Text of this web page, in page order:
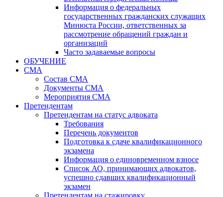
Информация о федеральных
государственных гражданских служащих
Минюста России, ответственных за
рассмотрение обращений граждан и
организаций
Часто задаваемые вопросы
ОБУЧЕНИЕ
СМА
Состав СМА
Документы СМА
Мероприятия СМА
Претендентам
Претендентам на статус адвоката
Требования
Перечень документов
Подготовка к сдаче квалификационного
экзамена
Информация о единовременном взносе
Список АО, принимающих адвокатов,
успешно сдавших квалификационный
экзамен
Претендентам на стажировку